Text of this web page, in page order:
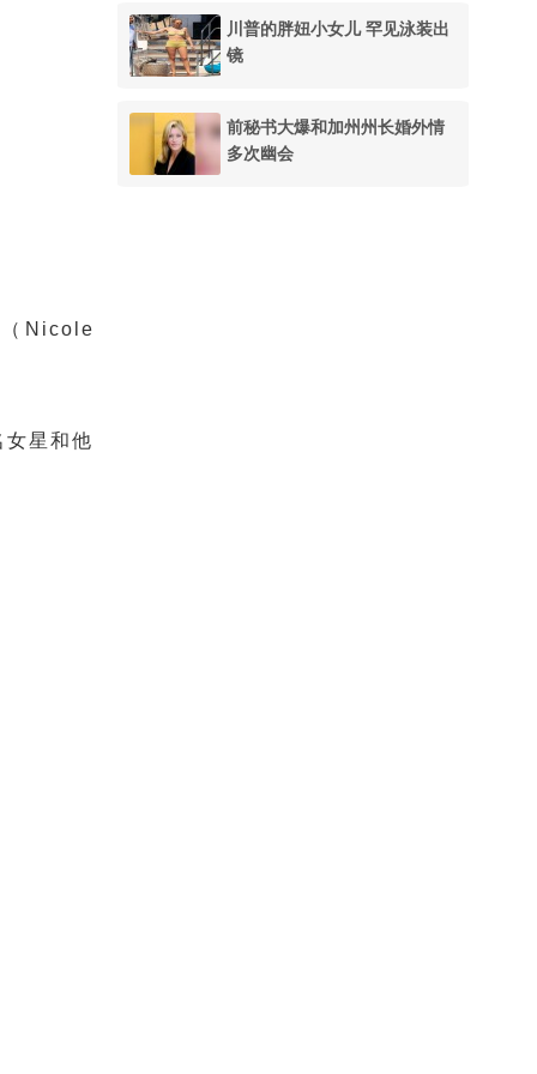
（Nicole
星和他
川普的胖妞小女儿 罕见泳装出
镜
前秘书大爆和加州州长婚外情
多次幽会